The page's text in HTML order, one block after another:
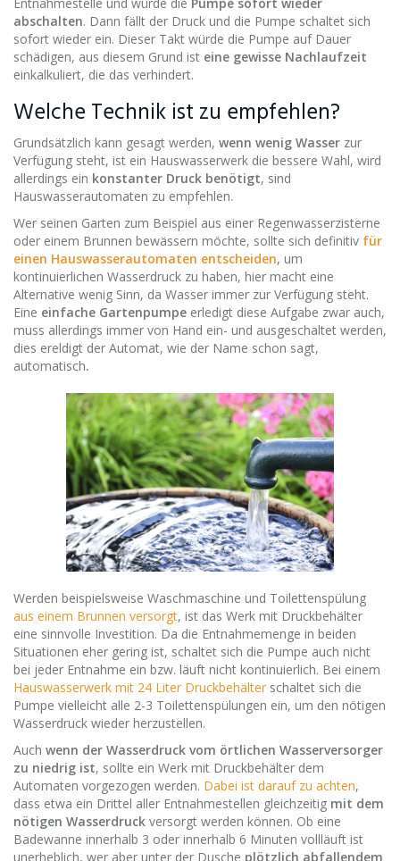
abschalten. Dann fällt der Druck und die Pumpe schaltet sich
sofort wieder ein. Dieser Takt würde die Pumpe auf Dauer
schädigen, aus diesem Grund ist eine gewisse Nachlaufzeit
einkalkuliert, die das verhindert.
Welche Technik ist zu empfehlen?
Grundsätzlich kann gesagt werden, wenn wenig Wasser zur
Verfügung steht, ist ein Hauswasserwerk die bessere Wahl, wird
allerdings ein konstanter Druck benötigt, sind
Hauswasserautomaten zu empfehlen.
Wer seinen Garten zum Beispiel aus einer Regenwasserzisterne
oder einem Brunnen bewässern möchte, sollte sich definitiv für
einen Hauswasserautomaten entscheiden, um
kontinuierlichen Wasserdruck zu haben, hier macht eine
Alternative wenig Sinn, da Wasser immer zur Verfügung steht.
Eine einfache Gartenpumpe erledigt diese Aufgabe zwar auch,
muss allerdings immer von Hand ein- und ausgeschaltet werden,
dies ereldigt der Automat, wie der Name schon sagt,
automatisch.
Werden beispielsweise Waschmaschine und Toilettenspülung
aus einem Brunnen versorgt, ist das Werk mit Druckbehälter
eine sinnvolle Investition. Da die Entnahmemenge in beiden
Situationen eher gering ist, schaltet sich die Pumpe auch nicht
bei jeder Entnahme ein bzw. läuft nicht kontinuierlich. Bei einem
Hauswasserwerk mit 24 Liter Druckbehälter schaltet sich die
Pumpe vielleicht alle 2-3 Toilettenspülungen ein, um den nötigen
Wasserdruck wieder herzustellen.
Auch wenn der Wasserdruck vom örtlichen Wasserversorger
zu niedrig ist, sollte ein Werk mit Druckbehälter dem
Automaten vorgezogen werden. Dabei ist darauf zu achten,
dass etwa ein Drittel aller Entnahmestellen gleichzeitig mit dem
nötigen Wasserdruck versorgt werden können. Ob eine
Badewanne innerhalb 3 oder innerhalb 6 Minuten vollläuft ist
unerheblich, wer aber unter der Dusche plötzlich abfallendem